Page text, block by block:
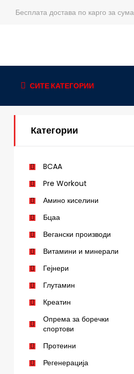
Бесплата достава по карго за
СИТЕ КАТЕГОРИИ
Категории
BCAA
Pre Workout
Амино киселини
Бцаа
Вегански производи
Витамини и минерали
Гејнери
Глутамин
Креатин
Опрема за боречки
спортови
Протеини
Регенерација